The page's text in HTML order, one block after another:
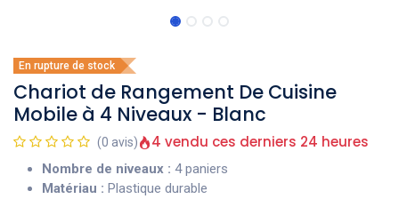
En rupture de stock
Chariot de Rangement De Cuisine
Mobile à 4 Niveaux - Blanc
(0 avis) 4 vendu ces derniers 24 heures
Nombre de niveaux : 4 paniers
Matériau : Plastique durable